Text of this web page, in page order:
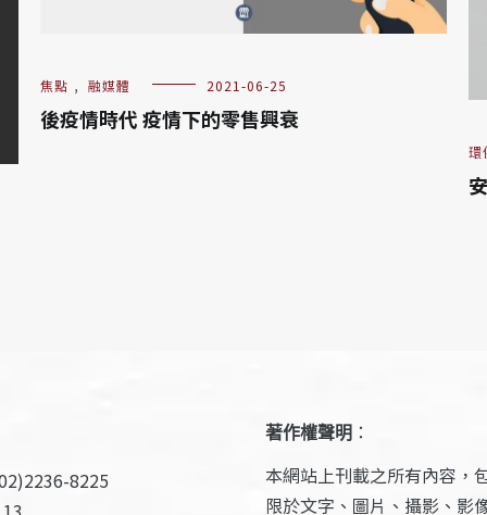
焦點 , 融媒體 2021-06-25
後疫情時代 疫情下的零售興衰
環
8225
著作權聲明 ：
本網站上刊載之所有內容，
限於文字、圖片、攝影、影